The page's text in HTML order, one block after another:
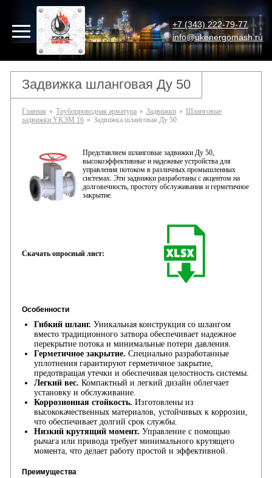
+7 (343) 222-79-77
info@ukenergomash.ru
Задвижка шланговая Ду 50
Главная » Трубопроводная арматура » Задвижки » Шланговые
задвижки УКЭМ 16 » Задвижка шланговая Ду 50
Представляем шланговые задвижки Ду 50,
высокоэффективные и надежные устройства для
управления потоком в различных промышленных
системах. Эти задвижки разработаны с акцентом на
долговечность, простоту обслуживания и герметичное
закрытие.
Скачать опросный лист:
Особенности
Гибкий шланг. Уникальная конструкция со шлангом
вместо традиционного затвора обеспечивает надежное
перекрытие потока и минимальные потери давления.
Герметичное закрытие. Специально разработанные
уплотнения гарантируют герметичное закрытие,
предотвращая утечки и обеспечивая целостность системы.
Легкий вес. Компактный и легкий дизайн облегчает
установку и обслуживание.
Коррозионная стойкость. Изготовлены из
высококачественных материалов, устойчивых к коррозии,
что обеспечивает долгий срок службы.
Низкий крутящий момент. Управление с помощью
рычага или привода требует минимального крутящего
момента, что делает работу простой и эффективной.
Преимущества